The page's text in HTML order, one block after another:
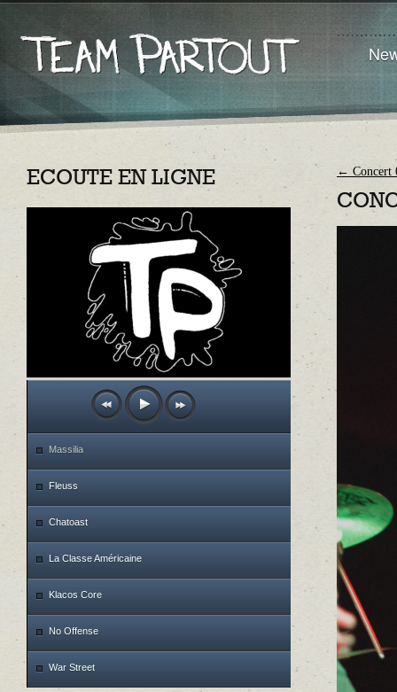
ECOUTE EN LIGNE
Massilia
Fleuss
Chatoast
La Classe Américaine
Klacos Core
No Offense
War Street
← Concert